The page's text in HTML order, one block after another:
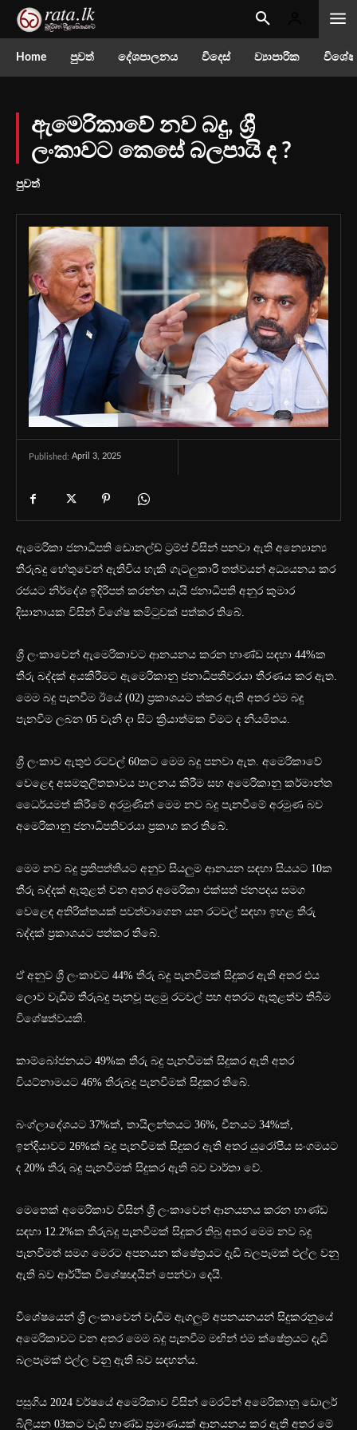
Home පුවත් දේශපාලනය විදෙස් ව්‍යාපාරික
ඇමෙරිකාවේ නව බදු, ශ්‍රී
ලංකාවට කෙසේ බලපායි ද ?
පුවත්
Published: April 3, 2025
ඇමෙරිකා ජනාධිපති ඩොනල්ඩ් ට්‍රම්ප් විසින් පනවා ඇති අන්‍යොන්‍ය
තීරුබදු හේතුවෙන් ඇතිවිය හැකි ගැටලුකාරී තත්වයන් අධ්‍යයනය කර
රජයට නිර්දේශ ඉදිරිපත් කරන්න යැයි ජනාධිපති අනුර කුමාර
දිසානායක විසින් විශේෂ කමිටුවක් පත්කර තිබේ.
ශ්‍රී ලංකාවෙන් ඇමෙරිකාවට ආනයනය කරන භාණ්ඩ සඳහා 44%ක
තීරු බද්දක් අයකිරීමට ඇමෙරිකානු ජනාධිපතිවරයා තීරණය කර ඇත.
මෙම බදු පැනවීම ඊයේ (02) ප්‍රකාශයට ත්කර ඇති අතර එම බදු
පැනවීම ලබන 05 වැනි දා සිට ක්‍රියාත්මක වීමට ද නියමිතය.
ශ්‍රී ලංකාව ඇතුළු රටවල් 60කට මෙම බදු පනවා ඇත. අමෙරිකාවේ
වෙළෙඳ අසමතුලිතතාවය පාලනය කිරීම සහ අමෙරිකානු කර්මාන්ත
ධෛර්යමත් කිරීමේ අරමුණින් මෙම නව බදු පැනවීමේ අරමුණ බව
අමෙරිකානු ජනාධිපතිවරයා ප්‍රකාශ කර තිබේ.
මෙම නව බදු ප්‍රතිපත්තියට අනුව සියලුම ආනයන සඳහා සියයට 10ක
තීරු බද්දක් ඇතුළත් වන අතර අමෙරිකා එක්සත් ජනපදය සමග
වෙළෙඳ අතිරික්තයක් පවත්වාගෙන යන රටවල් සඳහා ඉහළ තීරු
බද්දක් ප්‍රකාශයට පත්කර තිබේ.
ඒ අනුව ශ්‍රී ලංකාවට 44% තීරු බදු පැනවීමක් සිදුකර ඇති අතර එය
ලොව වැඩිම තීරුබදු පැනවූ පළමු රටවල් පහ අතරට ඇතුළත්ව තිබීම
විශේෂත්වයකි.
කාම්බෝජනයට 49%ක තීරු බදු පැනවීමක් සිදුකර ඇති අතර
වියට්නාමයට 46% තීරුබදු පැනවීමක් සිදුකර තිබේ.
බංග්ලාදේශයට 37%ක්, තායිලන්තයට 36%, චීනයට 34%ක්,
ඉන්දියාවට 26%ක් බදු පැනවීමක් සිදුකර ඇති අතර යුරෝපීය සංගමයට
ද 20% තීරු බදු පැනවීමක් සිදුකර ඇති බව වාර්තා වේ.
මෙතෙක් අමෙරිකාව විසින් ශ්‍රී ලංකාවෙන් ආනයනය කරන භාණ්ඩ
සඳහා 12.2%ක තීරුබදු පැනවීමක් සිදුකර තිබු අතර මෙම නව බදු
පැනවීමත් සමග මෙරට අපනයන ක්ෂේත්‍රයට දැඩි බලපෑමක් එල්ල වනු
ඇති බව ආර්ථික විශේෂඥයින් පෙන්වා දෙයි.
විශේෂයෙන් ශ්‍රී ලංකාවෙන් වැඩිම ඇගලුම් අපනයනයන් සිදුකරනුයේ
අමෙරිකාවට වන අතර මෙම බදු පැනවීම මඟින් එම ක්ෂේත්‍රයට දැඩි
බලපෑමක් එල්ල වනු ඇති බව සඳහන්ය.
පසුගිය 2024 වර්ෂයේ අමෙරිකාව විසින් මෙරටින් අමෙරිකානු ඩොලර්
බිලියන 03කට වැඩි භාණ්ඩ ප්‍රමාණයක් ආනයනය කර ඇති අතර මේ